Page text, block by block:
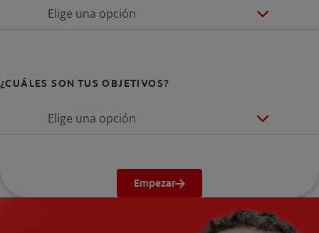
Elige una opción
¿CUÁLES SON TUS OBJETIVOS?
Elige una opción
Empezar